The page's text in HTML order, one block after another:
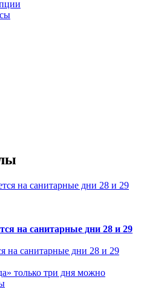
на санитарные дни 28 и 29
на санитарные дни 28 и 29